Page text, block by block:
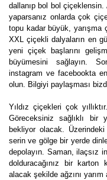
dallanıp bol bol
yaparsanız onlarda çok
topu kadar büyük, yarışma
XXL çiçekli dalyaların en
yeni çiçek başlarını
büyümesini sağlayın.
instagram ve facebookta
olun. Bilgiyi paylaşması
Yıldız çiçekleri çok
Göreceksiniz sağlıklı bir
bekliyor olacak.
serin ve gölge bir yerde
depolayın. Saman, ilaçsız
dolduracağınız bir
alacak şekilde ağzını yarım